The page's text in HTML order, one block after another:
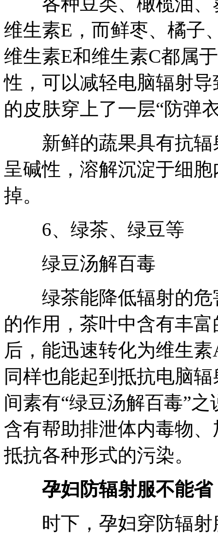
维生素E，而鲜枣、橘子
维生素E和维生素C都属
性，可以减轻电脑辐射
的皮肤穿上了一层“防弹
新鲜的蔬果具有抗辐
呈碱性，溶解沉淀于细
掉。
6、绿茶、绿豆等
绿豆汤解百毒
绿茶能降低辐射的危
的作用，茶叶中含有丰
后，能迅速转化为维生
同样也能起到抵抗电脑
间素有“绿豆汤解百毒”
含有帮助排泄体内毒物
抵抗各种形式的污染。
孕妇防辐射服不能省
时下，孕妇穿防辐射